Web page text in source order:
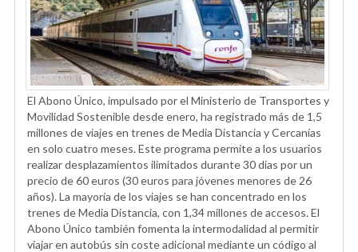
El Abono Único, impulsado por el Ministerio de Transportes y
Movilidad Sostenible desde enero, ha registrado más de 1,5
millones de viajes en trenes de Media Distancia y Cercanías
en solo cuatro meses. Este programa permite a los usuarios
realizar desplazamientos ilimitados durante 30 días por un
precio de 60 euros (30 euros para jóvenes menores de 26
años). La mayoría de los viajes se han concentrado en los
trenes de Media Distancia, con 1,34 millones de accesos. El
Abono Único también fomenta la intermodalidad al permitir
viajar en autobús sin coste adicional mediante un código al